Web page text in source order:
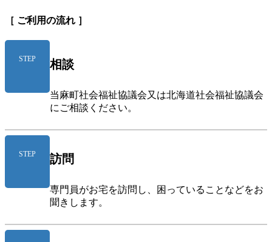
［ ご利用の流れ ］
STEP 相談
当麻町社会福祉協議会又は北海道社会福祉協議会
にご相談ください。
STEP 訪問
専門員がお宅を訪問し、困っていることなどをお
聞きします。